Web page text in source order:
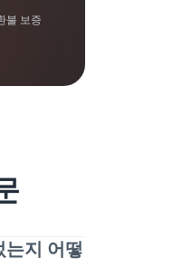
불 보증
지 어떻